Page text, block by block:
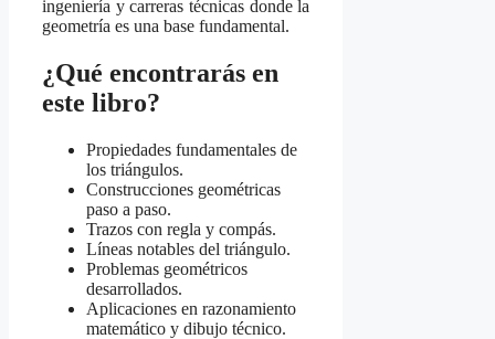
ingeniería y carreras técnicas donde la
geometría es una base fundamental.
¿Qué encontrarás en
este libro?
Propiedades fundamentales de
los triángulos.
Construcciones geométricas
paso a paso.
Trazos con regla y compás.
Líneas notables del triángulo.
Problemas geométricos
desarrollados.
Aplicaciones en razonamiento
matemático y dibujo técnico.